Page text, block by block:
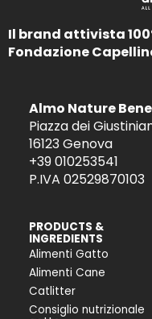
Il brand attivista
Fondazione
Almo Nature
Piazza dei
16123 Genova
+39 010253541
P.IVA 02529870103
PRODUCTS &
INGREDIENTS
Alimenti Gatto
Alimenti Cane
Catlitter
Consiglio nutrizionale